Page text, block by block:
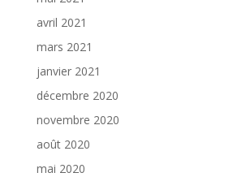
avril 2021
mars 2021
janvier 2021
décembre 2020
novembre 2020
août 2020
mai 2020